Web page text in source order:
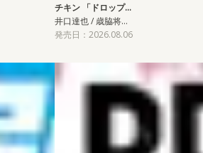
チキン 「ドロップ…
井口達也 / 歳脇将…
発売日：2026.08.06